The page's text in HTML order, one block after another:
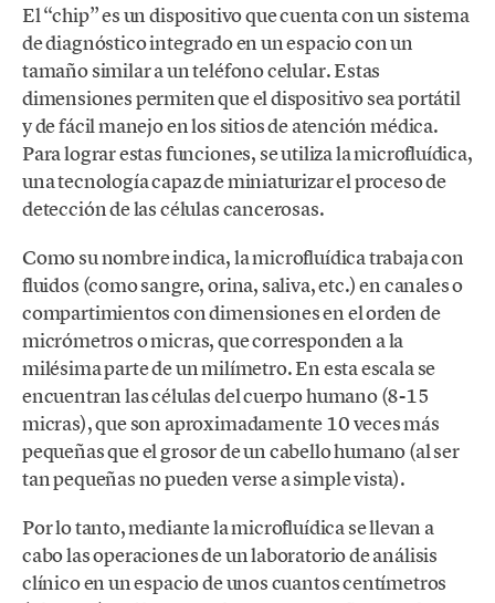
El “chip” es un dispositivo que cuenta con un sistema
de diagnóstico integrado en un espacio con un
tamaño similar a un teléfono celular. Estas
dimensiones permiten que el dispositivo sea portátil
y de fácil manejo en los sitios de atención médica.
Para lograr estas funciones, se utiliza la microfluídica,
una tecnología capaz de miniaturizar el proceso de
detección de las células cancerosas.
Como su nombre indica, la microfluídica trabaja con
fluidos (como sangre, orina, saliva, etc.) en canales o
compartimientos con dimensiones en el orden de
micrómetros o micras, que corresponden a la
milésima parte de un milímetro. En esta escala se
encuentran las células del cuerpo humano (8-15
micras), que son aproximadamente 10 veces más
pequeñas que el grosor de un cabello humano (al ser
tan pequeñas no pueden verse a simple vista).
Por lo tanto, mediante la microfluídica se llevan a
cabo las operaciones de un laboratorio de análisis
clínico en un espacio de unos cuantos centímetros